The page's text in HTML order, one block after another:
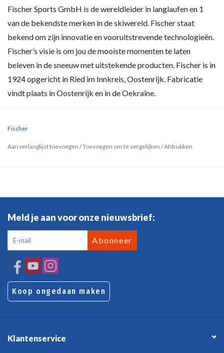
Fischer Sports GmbH is de wereldleider in langlaufen en 1
van de bekendste merken in de skiwereld. Fischer staat
bekend om zijn innovatie en vooruitstrevende technologieën.
Fischer’s visie is om jou de mooiste momenten te laten
beleven in de sneeuw met uitstekende producten. Fischer is in
1924 opgericht in Ried im Innkreis, Oostenrijk. Fabricatie
vindt plaats in Oostenrijk en in de Oekraïne.
Fischer
Aan verlanglijst toevoegen /Toevoegen om te vergelijken /Afdrukken
Meld je aan voor onze nieuwsbrief:
Abonneer
Koop ongedaan maken
Klantenservice